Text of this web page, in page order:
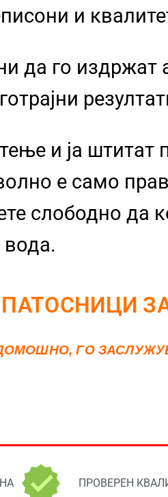
и
да го издржат
и ја
е само
слободно да
вода.
ЗА
ГО
ПРОВЕРЕН